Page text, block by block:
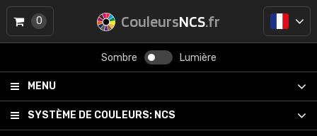
CouleursNCS.fr
Sombre Lumière
MENU
SYSTÈME DE COULEURS: NCS
0